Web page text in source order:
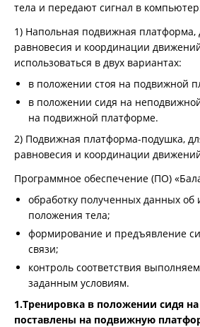
тела и передают сигнал в
1) Напольная подвижная платформа,
равновесия и координации
использоваться в двух вариантах:
в положении стоя на подвижной
в положении сидя на
на подвижной платформе.
2) Подвижная платформа-подушка,
равновесия и координации
Программное обеспечение (ПО)
обработку полученных данных об
положения тела;
формирование и предъявление
связи;
контроль соответствия
заданным условиям.
1.Тренировка в положении сидя на
поставлены на подвижную